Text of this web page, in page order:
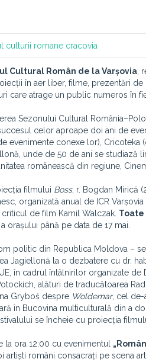
culturii romane cracovia
Cultural Român de la Varșovia ,
în aer liber, filme, prezentări
care atrage un public numeros în
Sezonului Cultural
celor aproape doi ani de
evenimente conexe lor), Cricoteka
unde de 50 de ani se
românească din regiune,
filmului Boss, r. Bogdan Mirică
organizată anual de ICR
de film Kamil Walczak.
orașului până pe data de 17 mai.
politic din Republica Moldova –
Jagiellonă la o dezbatere cu dr.
în cadrul întâlnirilor organizate de
alături de traducătoarea
Gryboś despre Woldemar, cel de-
în Bucovina multiculturală din a
se încheie cu proiecția
la ora 12:00 cu evenimentul
artiști români consacrați pe scena